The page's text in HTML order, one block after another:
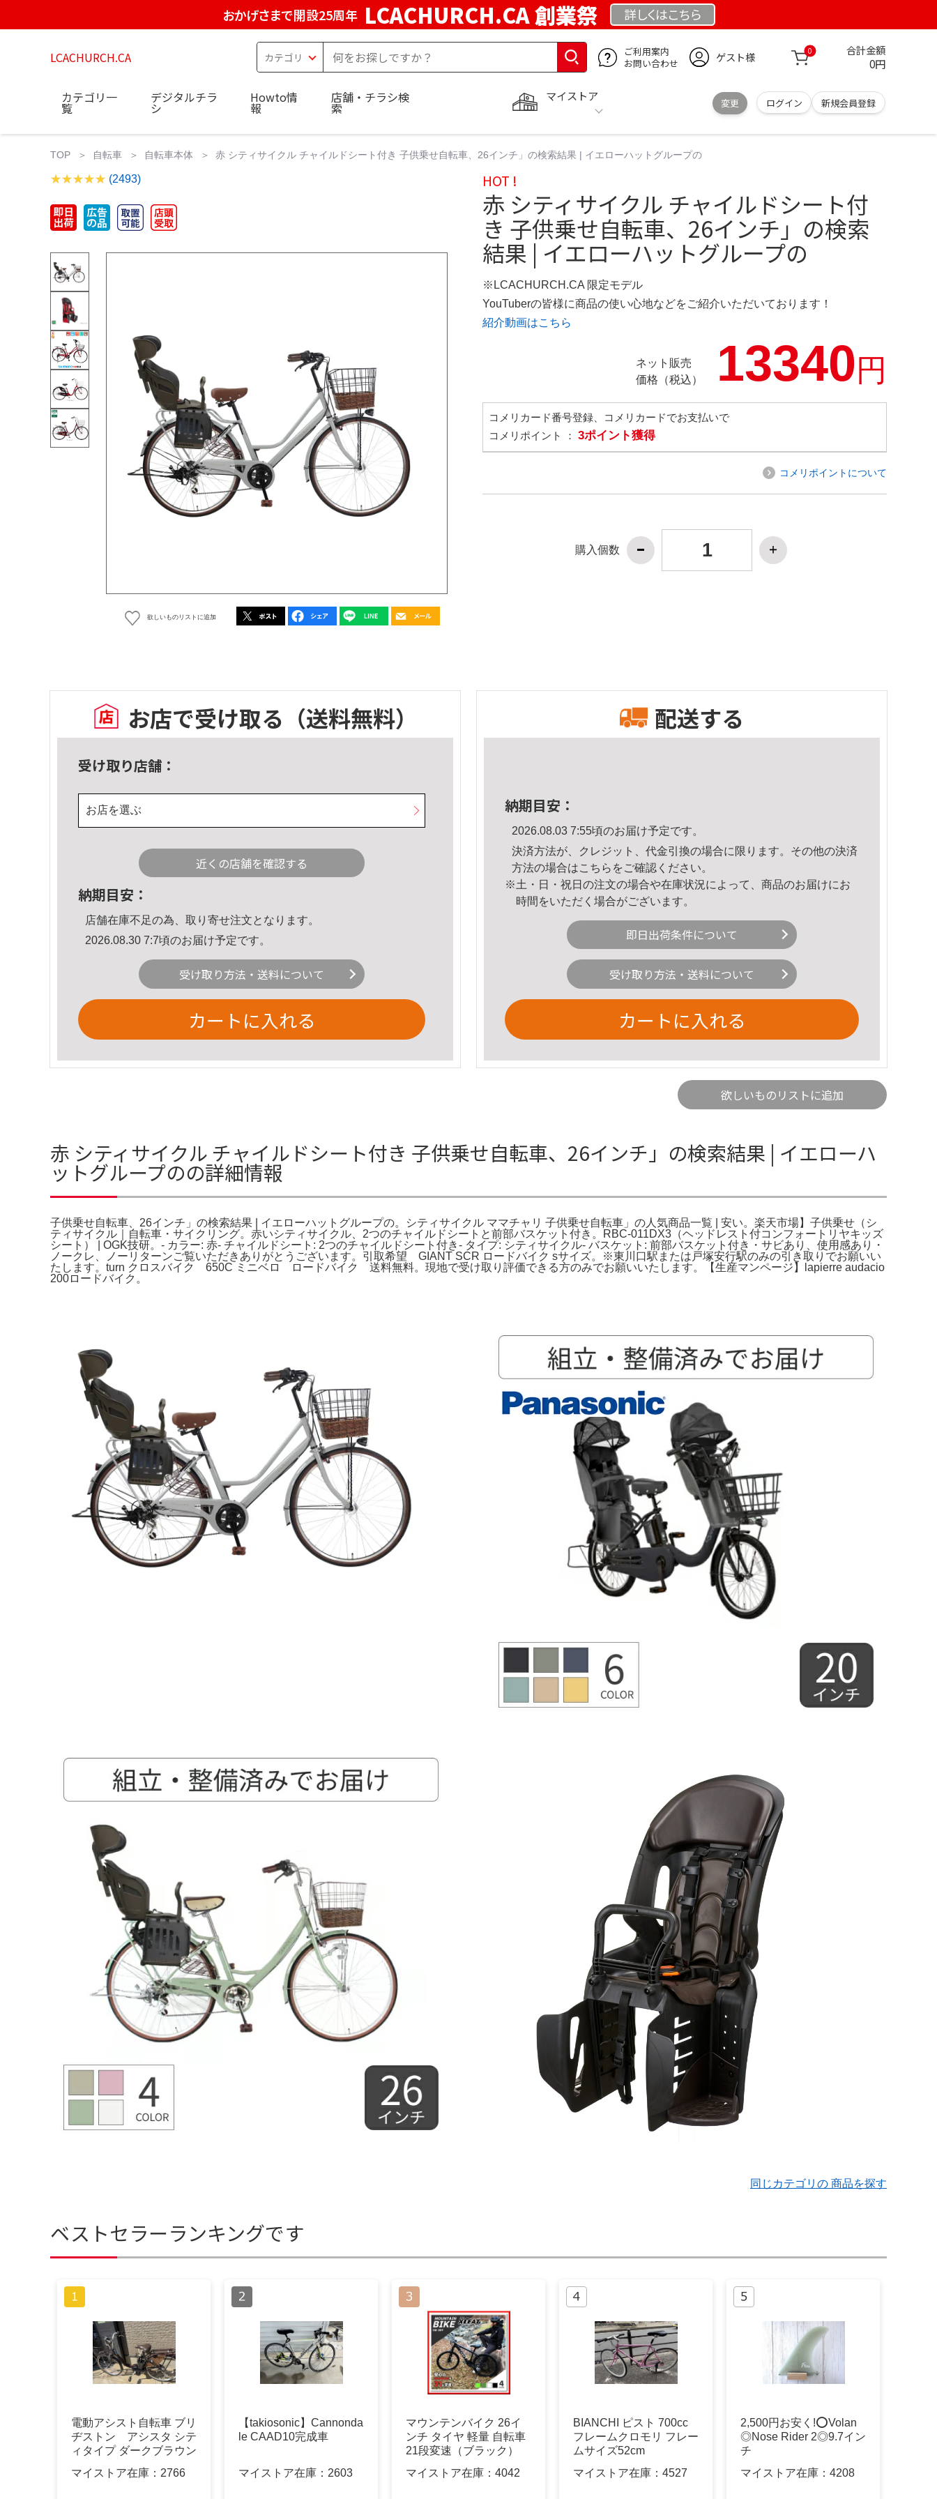
おかげさまで開設25周年 LCACHURCH.CA 創業祭 詳しくはこちら
LCACHURCH.CA
ご利用案内
お問い合わせ
ゲスト様 0 合計金額
0円
マイストア
変更 ログイン 新規会員登録
カテゴリ一
覧
デジタルチラ
シ
Howto情
報
店舗・チラシ検
索
TOP 自転車 自転車本体 赤 シティサイクル チャイルドシート付き 子供乗せ自転車、26インチ」の検索結果 | イエローハットグループの
(2493)
欲しいものリストに追加
HOT !
赤 シティサイクル チャイルドシート付
き 子供乗せ自転車、26インチ」の検索
結果 | イエローハットグループの
※LCACHURCH.CA 限定モデル
YouTuberの皆様に商品の使い心地などをご紹介いただいております！
紹介動画はこちら
ネット販売
価格（税込）
13340円
コメリカード番号登録、コメリカードでお支払いで
コメリポイント ： 3ポイント獲得
コメリポイントについて
購入個数
お店で受け取る （送料無料）
受け取り店舗：
お店を選ぶ
近くの店舗を確認する
納期目安：
店舗在庫不足の為、取り寄せ注文となります。
2026.08.30 7:7頃のお届け予定です。
受け取り方法・送料について
カートに入れる
配送する
納期目安：
2026.08.03 7:55頃のお届け予定です。
決済方法が、クレジット、代金引換の場合に限ります。その他の決済
方法の場合はこちら をご確認ください。
※土・日・祝日の注文の場合や在庫状況によって、商品のお届けにお
時間をいただく場合がございます。
即日出荷条件について
受け取り方法・送料について
カートに入れる
欲しいものリストに追加
赤 シティサイクル チャイルドシート付き 子供乗せ自転車、26インチ」の検索結果 | イエローハ
ットグループのの詳細情報
子供乗せ自転車、26インチ」の検索結果 | イエローハットグループの。シティサイクル ママチャリ 子供乗せ自転車」の人気商品一覧 | 安い。楽天市場】子供乗せ（シ
ティサイクル｜自転車・サイクリング。赤いシティサイクル、2つのチャイルドシートと前部バスケット付き。RBC-011DX3（ヘッドレスト付コンフォートリヤキッズ
シート） | OGK技研。- カラー: 赤- チャイルドシート: 2つのチャイルドシート付き- タイプ: シティサイクル- バスケット: 前部バスケット付き・サビあり、使用感あり・
ノークレ、ノーリターンご覧いただきありがとうございます。引取希望 GIANT SCR ロードバイク sサイズ。※東川口駅または戸塚安行駅のみの引き取りでお願いい
たします。turn クロスバイク 650C ミニベロ ロードバイク 送料無料。現地で受け取り評価できる方のみでお願いいたします。【生産マンページ】lapierre audacio
200ロードバイク。
同じカテゴリの 商品を探す
ベストセラーランキングです
電動アシスト自転車 ブリ
ヂストン アシスタ シテ
ィタイプ ダークブラウン
マイストア在庫： 2766
【takiosonic】Cannonda
le CAAD10完成車
マイストア在庫： 2603
マウンテンバイク 26イ
ンチ タイヤ 軽量 自転車
21段変速（ブラック）
マイストア在庫： 4042
BIANCHI ピスト 700cc
フレームクロモリ フレー
ムサイズ52cm
マイストア在庫： 4527
2,500円お安く!⭕️Volan
◎Nose Rider 2◎9.7イン
チ
マイストア在庫： 4208